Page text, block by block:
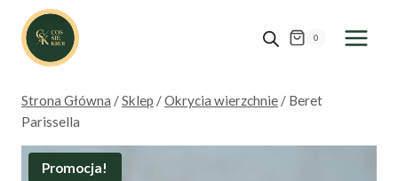
Przejdź
treści
0
Strona Główna /Sklep /Okrycia wierzchnie / Beret
Parissella
Promocja!